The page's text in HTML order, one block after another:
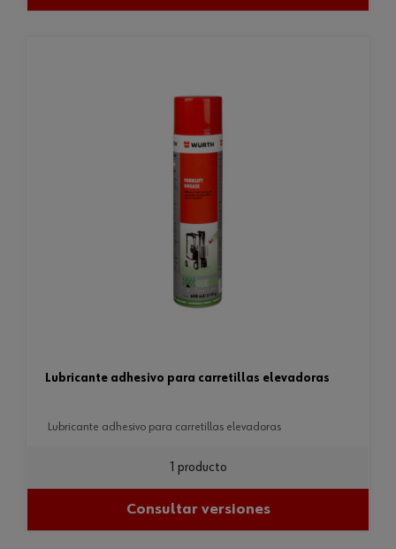
lubricante adhesivo para carretillas elevadoras
lubricante adhesivo para carretillas elevadoras
1 producto
Consultar versiones